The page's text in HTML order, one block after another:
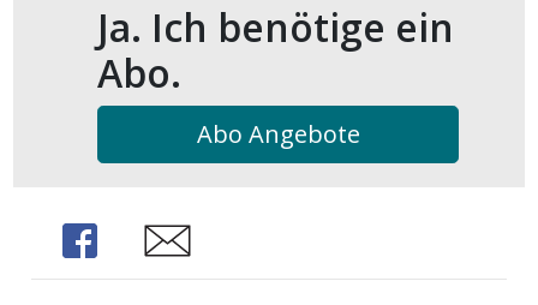
Ja. Ich benötige ein
Abo.
Abo Angebote
Share Share